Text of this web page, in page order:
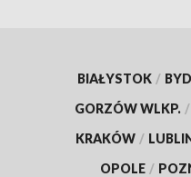
BIAŁYSTOK /
GORZÓW WLKP. /
KRAKÓW /
OPOLE /